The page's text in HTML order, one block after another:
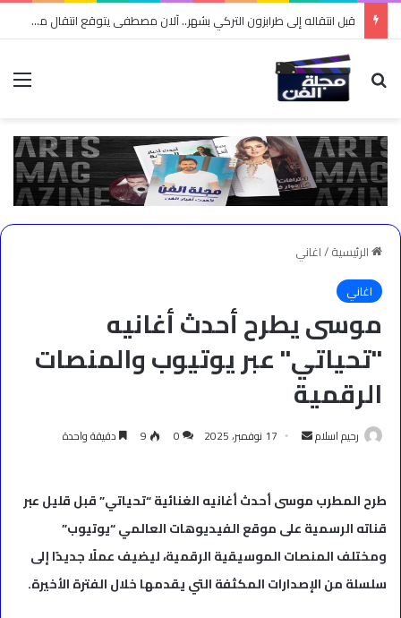
قبل انتقاله إلى طرابزون التركي بشهر.. آلان مصطفى يتوقع انتقال محمد صلاح إلى تركيا
بحث عن
الرئيسية/اغاني
اغاني
موسى يطرح أحدث أغانيه
"تحياتي" عبر يوتيوب والمنصات
الرقمية
رحيم اسلام
أرسل 17 نوفمبر، 2025 0
9 دقيقة واحدة
طرح المطرب موسى أحدث أغانيه الغنائية “تحياتي” قبل قليل عبر
قناته الرسمية على موقع الفيديوهات العالمي “يوتيوب”
ومختلف المنصات الموسيقية الرقمية، ليضيف عملًا جديدًا إلى
سلسلة من الإصدارات المكثفة التي يقدمها خلال الفترة الأخيرة.